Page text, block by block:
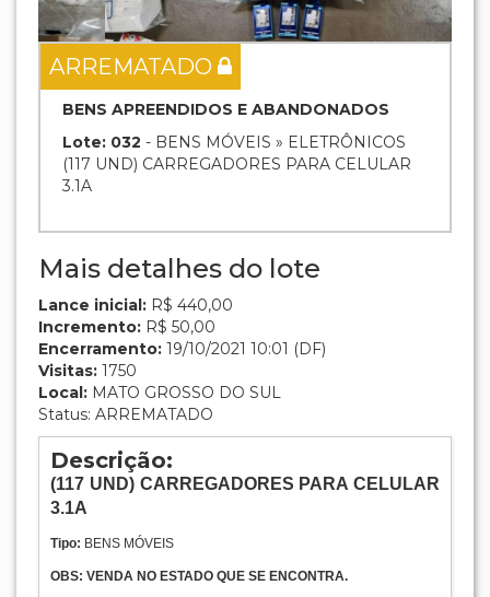
ARREMATADO
BENS APREENDIDOS E ABANDONADOS
Lote: 032 - BENS MÓVEIS » ELETRÔNICOS
(117 UND) CARREGADORES PARA CELULAR
3.1A
Mais detalhes do lote
Lance inicial: R$ 440,00
Incremento: R$ 50,00
Encerramento: 19/10/2021 10:01 (DF)
Visitas: 1750
Local: MATO GROSSO DO SUL
Status: ARREMATADO
Descrição:
(117 UND) CARREGADORES PARA CELULAR
3.1A
Tipo: BENS MÓVEIS
OBS: VENDA NO ESTADO QUE SE ENCONTRA.